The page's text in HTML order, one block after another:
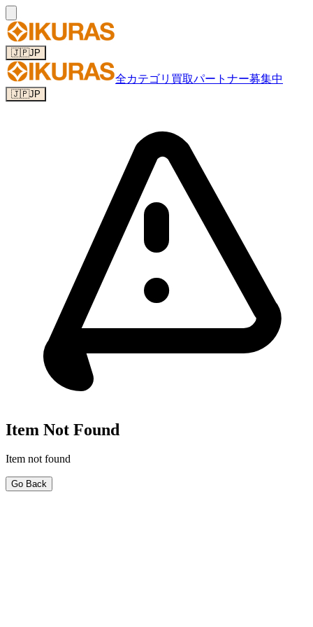
🇯🇵JP
全カテゴリ 買取パートナー募集中
🇯🇵JP
Item Not Found
Item not found
Go Back